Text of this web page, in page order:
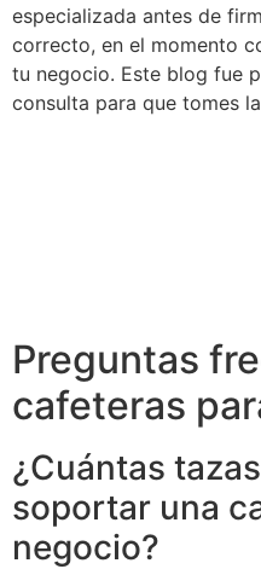
especializada antes de
correcto, en el momento
tu negocio. Este blog fue
consulta para que tomes
Preguntas
cafeteras
¿Cuántas
soportar una
negocio?